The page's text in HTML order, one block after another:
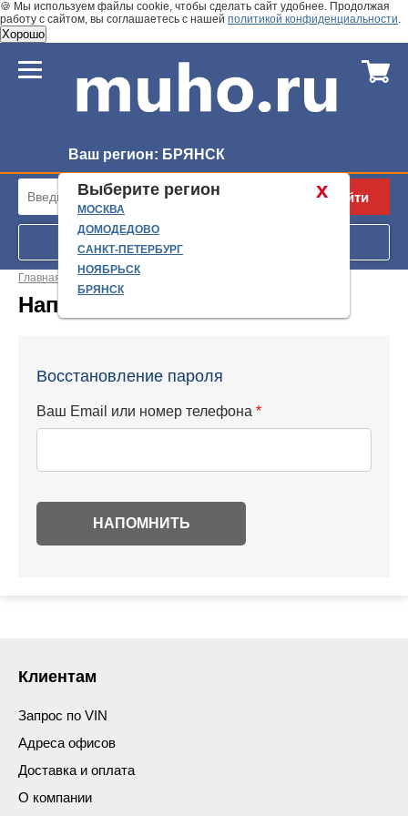
🍪 Мы используем файлы cookie, чтобы сделать сайт удобнее. Продолжая
работу с сайтом, вы соглашаетесь с нашей политикой конфиденциальности.
Хорошо
Ваш регион: БРЯНСК
Найти
Запрос по VIN номеру
Главная Напомнить
Напомнить
Восстановление пароля
Ваш Email или номер телефона *
Клиентам
Запрос по VIN
Адреса офисов
Доставка и оплата
О компании
x
Выберите регион
МОСКВА
ДОМОДЕДОВО
САНКТ-ПЕТЕРБУРГ
НОЯБРЬСК
БРЯНСК